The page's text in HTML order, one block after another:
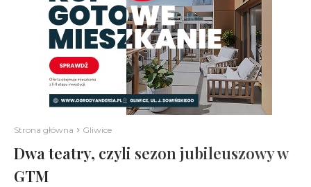
Strona główna Gliwice
Dwa teatry, czyli sezon jubileuszowy w
GTM